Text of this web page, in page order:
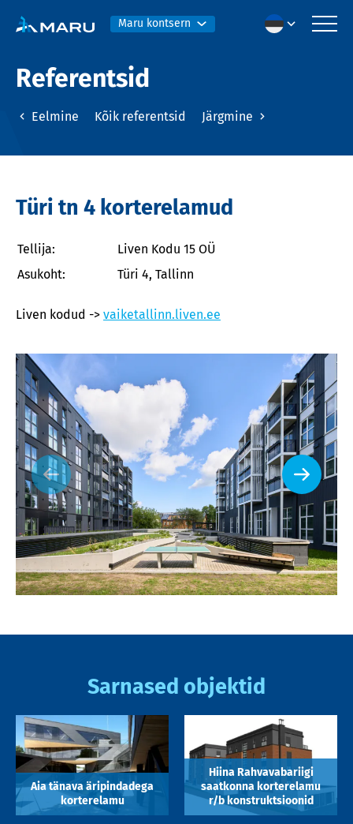
Maru kontsern
Referentsid
Eelmine Kõik referentsid Järgmine
Türi tn 4 korterelamud
Tellija:
Liven Kodu 15 OÜ
Asukoht:
Türi 4, Tallinn
Liven kodud -> vaiketallinn.liven.ee
Sarnased objektid
Aia tänava äripindadega
korterelamu
Hiina Rahvavabariigi
saatkonna korterelamu
r/b konstruktsioonid